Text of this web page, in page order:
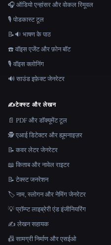
🎧 ऑडियो एन्हांसर और वोकल रिमूवल
🎙️ पोडकास्ट टूल
📝🔉 भाषण के पाठ
☎️ वॉइस एजेंट और फ़ोन बॉट
🎙️ वॉइस क्लोनिंग
🔊 साउंड इफ़ेक्ट जेनरेटर
✍️टेक्स्ट और लेखन
📄 PDF और डॉक्यूमेंट टूल
🕵️ एआई डिटेक्टर और ह्यूमनाइज़र
📝 कवर लेटर जेनरेटर
📖 किताब और नावेल राइटर
📝 टेक्स्ट जनरेशन
🏷️ नाम, स्लोगन और नेमिंग जेनरेटर
💡 प्रॉम्प्ट लाइब्रेरी एंड इंजीनियरिंग
✍️ लेखन सहायक
📠 सामग्री निर्माण और एसईओ